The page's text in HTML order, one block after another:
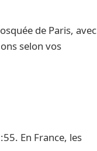
de Paris, avec
selon vos
En France, les